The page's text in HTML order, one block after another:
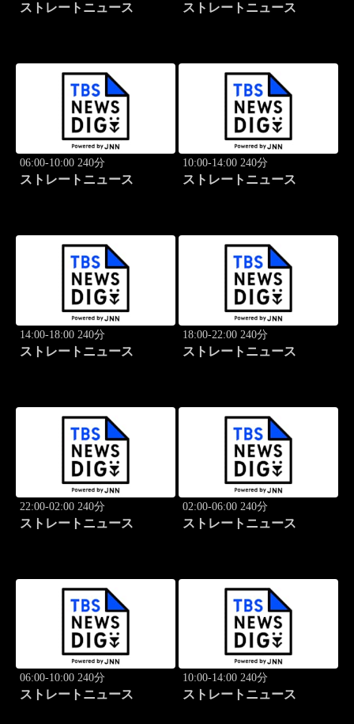
ストレートニュース ストレートニュース
06:00-10:00 240分
ストレートニュース
10:00-14:00 240分
ストレートニュース
14:00-18:00 240分
ストレートニュース
18:00-22:00 240分
ストレートニュース
22:00-02:00 240分
ストレートニュース
02:00-06:00 240分
ストレートニュース
06:00-10:00 240分
ストレートニュース
10:00-14:00 240分
ストレートニュース